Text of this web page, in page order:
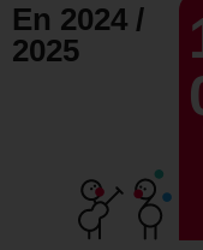
En 2024 /
2025